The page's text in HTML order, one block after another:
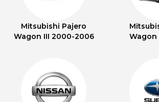
Mitsubishi Pajero
Wagon III 2000-2006
Wagon